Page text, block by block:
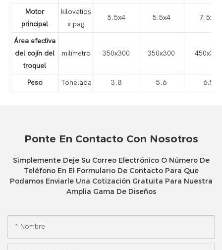
Motor
principal
kilovatios
x pag
5.5x4 5.5x4 7.5x4
Área efectiva
del cojín del
troquel
milímetro 350x300 350x300 450x310
Peso Tonelada 3.8 5.6 6.5
Ponte En Contacto Con Nosotros
Simplemente Deje Su Correo Electrónico O Número De
Teléfono En El Formulario De Contacto Para Que
Podamos Enviarle Una Cotización Gratuita Para Nuestra
Amplia Gama De Diseños
Nombre